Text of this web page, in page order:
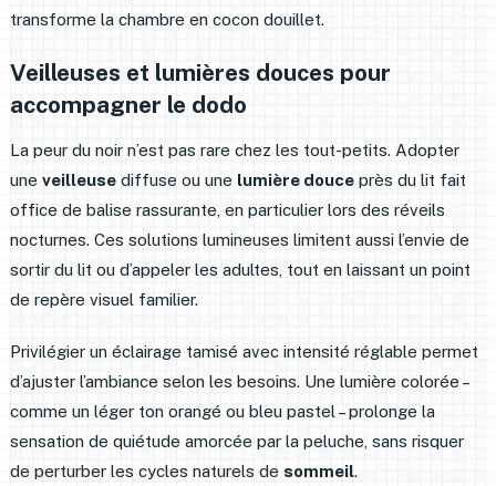
transforme la chambre en cocon douillet.
Veilleuses et lumières douces pour
accompagner le dodo
La peur du noir n’est pas rare chez les tout-petits. Adopter
une veilleusediffuse ou une lumière douceprès du lit fait
office de balise rassurante, en particulier lors des réveils
nocturnes. Ces solutions lumineuses limitent aussi l’envie de
sortir du lit ou d’appeler les adultes, tout en laissant un point
de repère visuel familier.
Privilégier un éclairage tamisé avec intensité réglable permet
d’ajuster l’ambiance selon les besoins. Une lumière colorée –
comme un léger ton orangé ou bleu pastel – prolonge la
sensation de quiétude amorcée par la peluche, sans risquer
de perturber les cycles naturels de sommeil.